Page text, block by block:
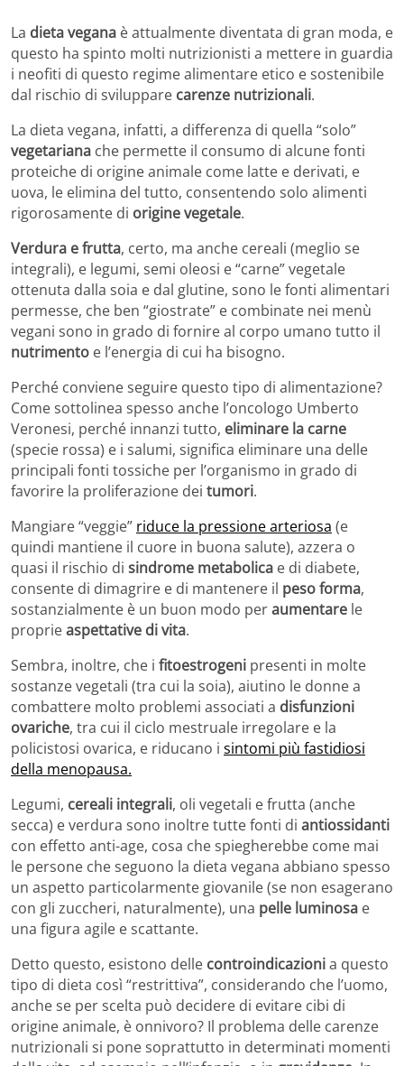
La dieta vegana è attualmente diventata di gran moda, e
questo ha spinto molti nutrizionisti a mettere in guardia
i neofiti di questo regime alimentare etico e sostenibile
dal rischio di sviluppare carenze nutrizionali.
La dieta vegana, infatti, a differenza di quella “solo”
vegetariana che permette il consumo di alcune fonti
proteiche di origine animale come latte e derivati, e
uova, le elimina del tutto, consentendo solo alimenti
rigorosamente di origine vegetale.
Verdura e frutta, certo, ma anche cereali (meglio se
integrali), e legumi, semi oleosi e “carne” vegetale
ottenuta dalla soia e dal glutine, sono le fonti alimentari
permesse, che ben “giostrate” e combinate nei menù
vegani sono in grado di fornire al corpo umano tutto il
nutrimento e l’energia di cui ha bisogno.
Perché conviene seguire questo tipo di alimentazione?
Come sottolinea spesso anche l’oncologo Umberto
Veronesi, perché innanzi tutto, eliminare la carne
(specie rossa) e i salumi, significa eliminare una delle
principali fonti tossiche per l’organismo in grado di
favorire la proliferazione dei tumori.
Mangiare “veggie” riduce la pressione arteriosa (e
quindi mantiene il cuore in buona salute), azzera o
quasi il rischio di sindrome metabolica e di diabete,
consente di dimagrire e di mantenere il peso forma,
sostanzialmente è un buon modo peraumentare le
proprieaspettative di vita.
Sembra, inoltre, che i fitoestrogeni presenti in molte
sostanze vegetali (tra cui la soia), aiutino le donne a
combattere molto problemi associati a disfunzioni
ovariche, tra cui il ciclo mestruale irregolare e la
policistosi ovarica, e riducano i sintomi più fastidiosi
della menopausa.
Legumi, cereali integrali, oli vegetali e frutta (anche
secca) e verdura sono inoltre tutte fonti di antiossidanti
con effetto anti-age, cosa che spiegherebbe come mai
le persone che seguono la dieta vegana abbiano spesso
un aspetto particolarmente giovanile (se non esagerano
con gli zuccheri, naturalmente), una pelle luminosa e
una figura agile e scattante.
Detto questo, esistono delle controindicazionia questo
tipo di dieta così “restrittiva”, considerando che l’uomo,
anche se per scelta può decidere di evitare cibi di
origine animale, è onnivoro? Il problema delle carenze
nutrizionali si pone soprattutto in determinati momenti